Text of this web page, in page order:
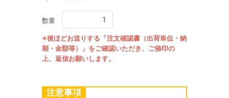
数量
※後ほどお送りする「注文確認書（出荷単位・納
期・金額等）」をご確認いただき、ご捺印の
上、返信お願いします。
注意事項